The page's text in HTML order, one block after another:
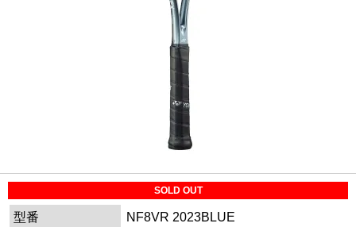
SOLD OUT
型番
NF8VR 2023BLUE